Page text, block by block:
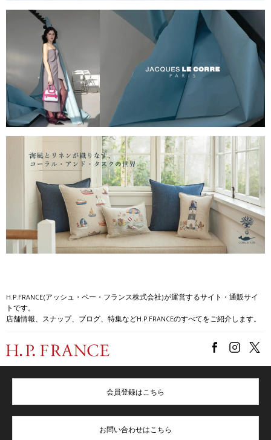
H.P.FRANCE(アッシュ・ペー・フランス株式会社)が運営するサイト・通販サイ
トです。
店舗情報、スナップ、ブログ、特集などH.P.FRANCEのすべてをご紹介します。
会員登録はこちら
お問い合わせはこちら